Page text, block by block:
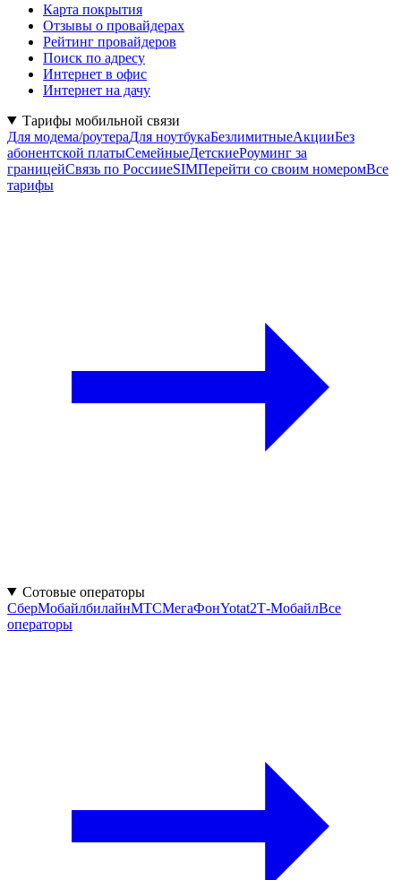
Карта покрытия
Отзывы о провайдерах
Рейтинг провайдеров
Поиск по адресу
Интернет в офис
Интернет на дачу
Тарифы мобильной связи
Для модема/роутераДля ноутбукаБезлимитныеАкцииБез
абонентской платыСемейныеДетскиеРоуминг за
границейСвязь по РоссииeSIMПерейти со своим номеромВсе
тарифы
Сотовые операторы
СберМобайлбилайнМТСМегаФонYotat2Т-МобайлВсе
операторы